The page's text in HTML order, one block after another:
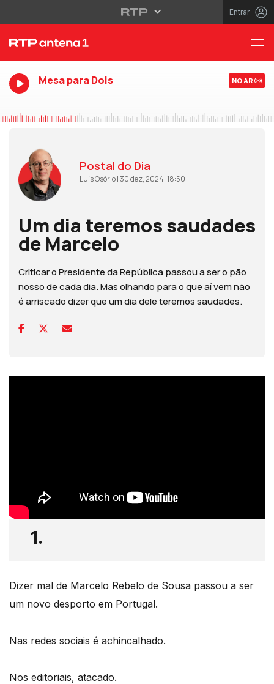
Entrar
Mesa para Dois NO AR
Postal do Dia
Luís Osório | 30 dez, 2024, 18:50
Um dia teremos saudades
de Marcelo
Criticar o Presidente da República passou a ser o pão
nosso de cada dia. Mas olhando para o que aí vem não
é arriscado dizer que um dia dele teremos saudades.
1.
Dizer mal de Marcelo Rebelo de Sousa passou a ser
um novo desporto em Portugal.
Nas redes sociais é achincalhado.
Nos editoriais, atacado.